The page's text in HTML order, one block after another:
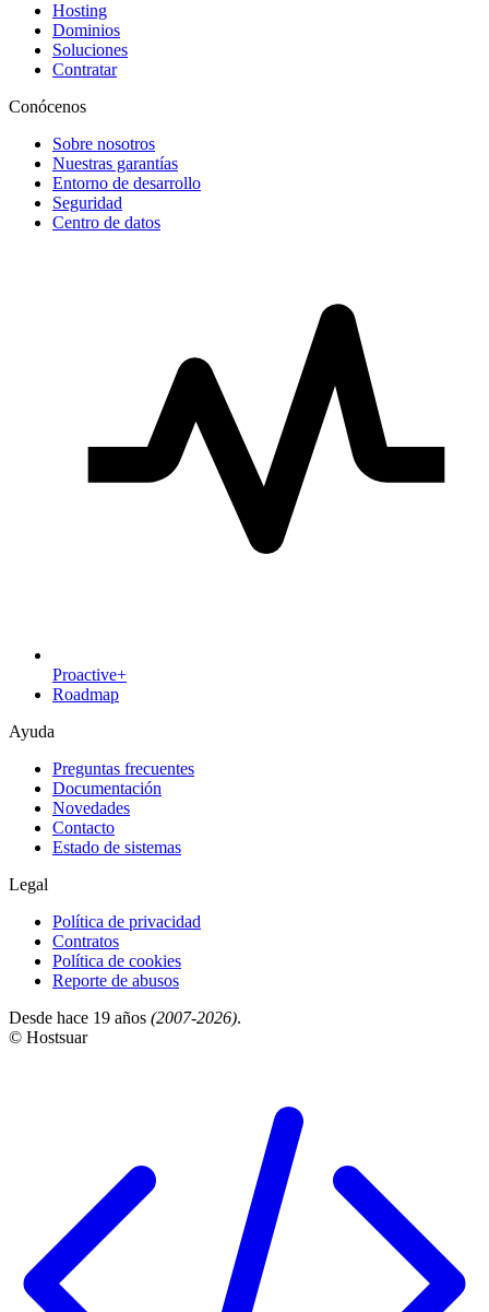
Hosting
Dominios
Soluciones
Contratar
Conócenos
Sobre nosotros
Nuestras garantías
Entorno de desarrollo
Seguridad
Centro de datos
Proactive+
Roadmap
Ayuda
Preguntas frecuentes
Documentación
Novedades
Contacto
Estado de sistemas
Legal
Política de privacidad
Contratos
Política de cookies
Reporte de abusos
Desde hace 19 años (2007-2026).
© Hostsuar